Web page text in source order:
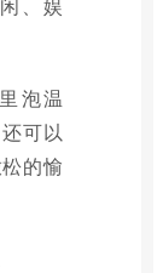
泡温
可以
的愉